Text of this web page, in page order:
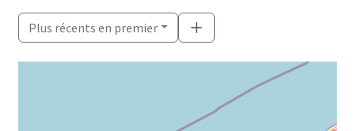
Plus récents en premier